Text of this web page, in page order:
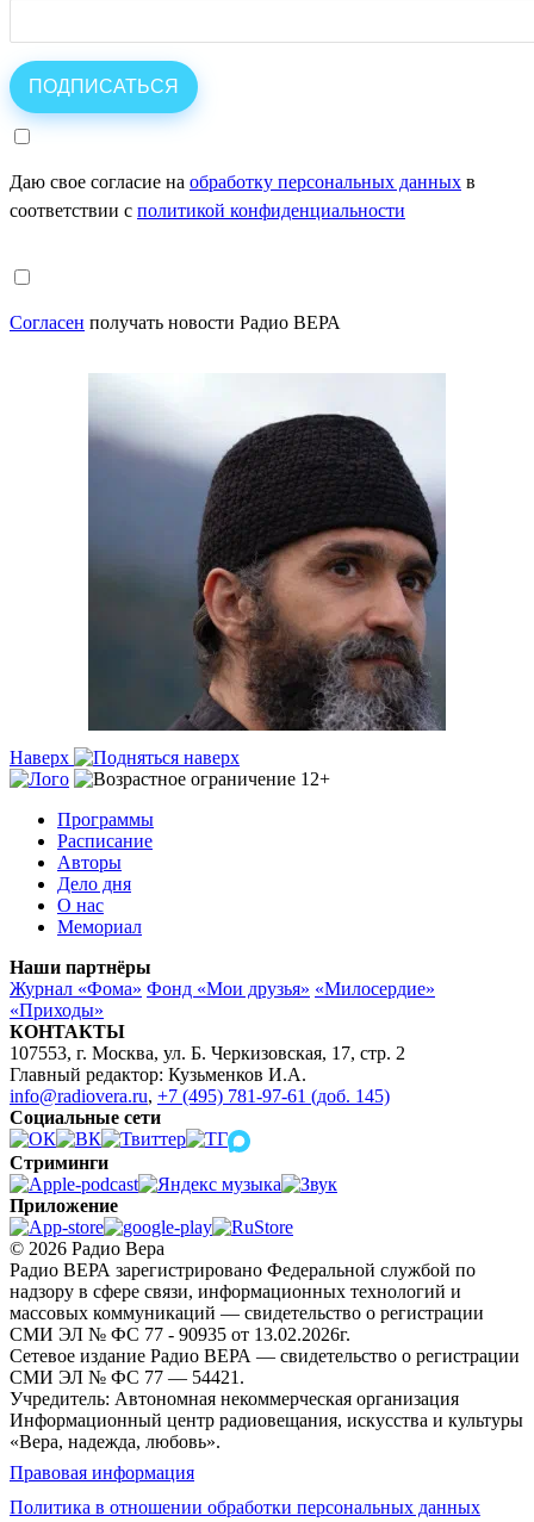
Даю свое согласие на обработку персональных данных в
соответствии с политикой конфиденциальности
Согласен получать новости Радио ВЕРА
Наверх
Программы
Расписание
Авторы
Дело дня
О нас
Мемориал
Наши партнёры
Журнал «Фома» Фонд «Мои друзья» «Милосердие»
«Приходы»
КОНТАКТЫ
107553, г. Москва, ул. Б. Черкизовская, 17, стр. 2
Главный редактор: Кузьменков И.А.
info@radiovera.ru, +7 (495) 781-97-61 (доб. 145)
Социальные сети
Стриминги
Приложение
© 2026 Радио Вера
Радио ВЕРА зарегистрировано Федеральной службой по
надзору в сфере связи, информационных технологий и
массовых коммуникаций — свидетельство о регистрации
СМИ ЭЛ № ФС 77 - 90935 от 13.02.2026г.
Сетевое издание Радио ВЕРА — свидетельство о регистрации
СМИ ЭЛ № ФС 77 — 54421.
Учредитель: Автономная некоммерческая организация
Информационный центр радиовещания, искусства и культуры
«Вера, надежда, любовь».
Правовая информация
Политика в отношении обработки персональных данных